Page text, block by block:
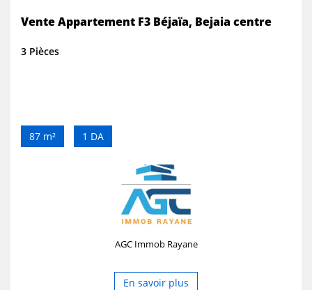
Vente Appartement F3 Béjaïa, Bejaia centre
3 Pièces
87 m² 1 DA
AGC Immob Rayane
En savoir plus